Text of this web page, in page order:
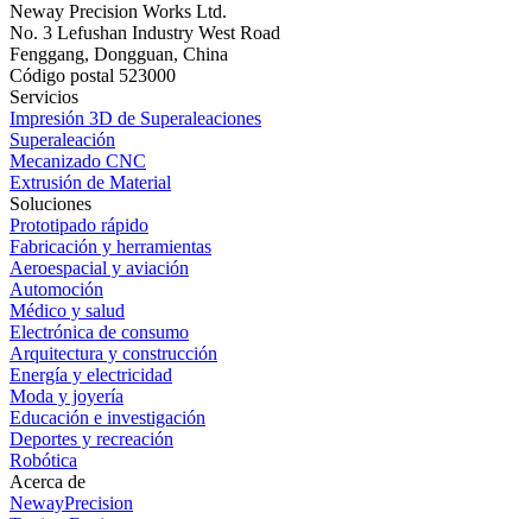
Neway Precision Works Ltd.
No. 3 Lefushan Industry West Road
Fenggang, Dongguan, China
Código postal 523000
Servicios
Impresión 3D de Superaleaciones
Superaleación
Mecanizado CNC
Extrusión de Material
Soluciones
Prototipado rápido
Fabricación y herramientas
Aeroespacial y aviación
Automoción
Médico y salud
Electrónica de consumo
Arquitectura y construcción
Energía y electricidad
Moda y joyería
Educación e investigación
Deportes y recreación
Robótica
Acerca de
NewayPrecision